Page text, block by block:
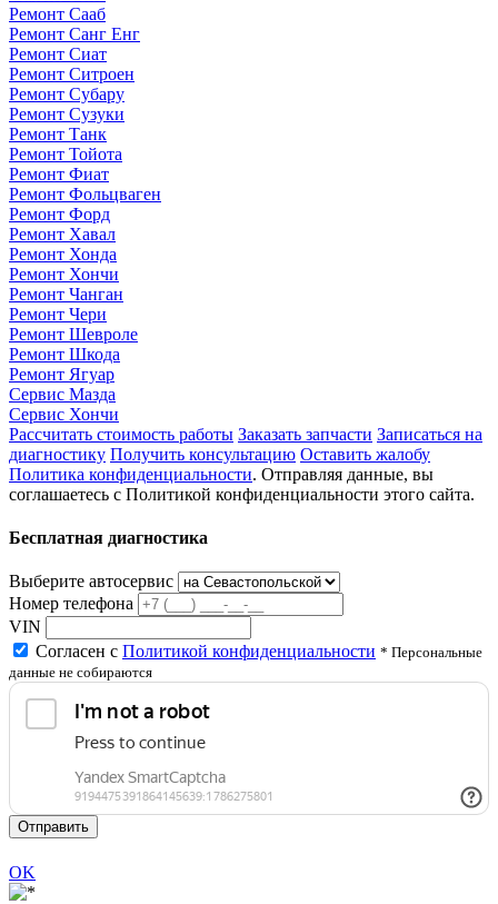
Ремонт Сааб
Ремонт Санг Енг
Ремонт Сиат
Ремонт Ситроен
Ремонт Субару
Ремонт Сузуки
Ремонт Танк
Ремонт Тойота
Ремонт Фиат
Ремонт Фольцваген
Ремонт Форд
Ремонт Хавал
Ремонт Хонда
Ремонт Хончи
Ремонт Чанган
Ремонт Чери
Ремонт Шевроле
Ремонт Шкода
Ремонт Ягуар
Сервис Мазда
Сервис Хончи
Рассчитать стоимость работы Заказать запчасти Записаться на
диагностику Получить консультацию Оставить жалобу
Политика конфиденциальности. Отправляя данные, вы
соглашаетесь с Политикой конфиденциальности этого сайта.
Бесплатная диагностика
Выберите автосервис
Номер телефона
VIN
Согласен с Политикой конфиденциальности * Персональные
данные не собираются
Отправить
OK